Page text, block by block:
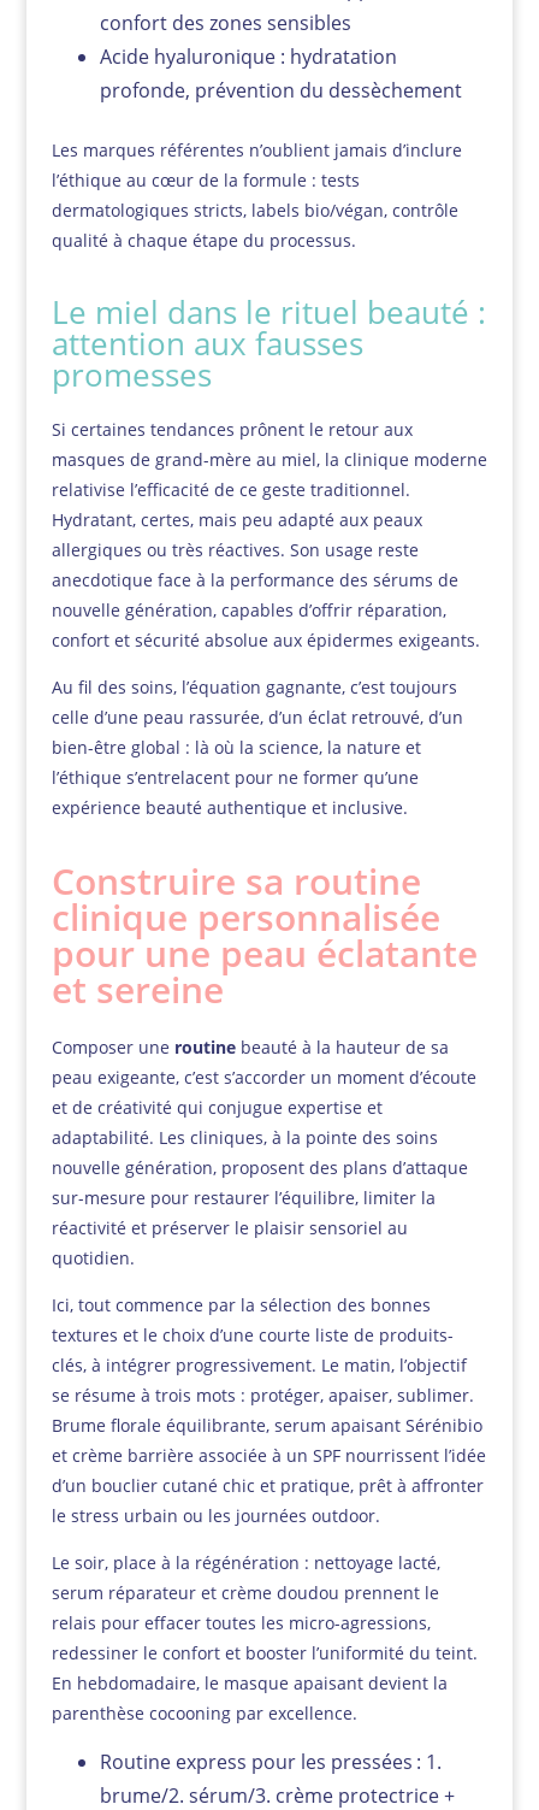
confort des zones sensibles
Acide hyaluronique : hydratation
profonde, prévention du dessèchement
Les marques référentes n’oublient jamais d’inclure
l’éthique au cœur de la formule : tests
dermatologiques stricts, labels bio/végan, contrôle
qualité à chaque étape du processus.
Le miel dans le rituel beauté :
attention aux fausses
promesses
Si certaines tendances prônent le retour aux
masques de grand-mère au miel, la clinique moderne
relativise l’efficacité de ce geste traditionnel.
Hydratant, certes, mais peu adapté aux peaux
allergiques ou très réactives. Son usage reste
anecdotique face à la performance des sérums de
nouvelle génération, capables d’offrir réparation,
confort et sécurité absolue aux épidermes exigeants.
Au fil des soins, l’équation gagnante, c’est toujours
celle d’une peau rassurée, d’un éclat retrouvé, d’un
bien-être global : là où la science, la nature et
l’éthique s’entrelacent pour ne former qu’une
expérience beauté authentique et inclusive.
Construire sa routine
clinique personnalisée
pour une peau éclatante
et sereine
Composer une routinebeauté à la hauteur de sa
peau exigeante, c’est s’accorder un moment d’écoute
et de créativité qui conjugue expertise et
adaptabilité. Les cliniques, à la pointe des soins
nouvelle génération, proposent des plans d’attaque
sur-mesure pour restaurer l’équilibre, limiter la
réactivité et préserver le plaisir sensoriel au
quotidien.
Ici, tout commence par la sélection des bonnes
textures et le choix d’une courte liste de produits-
clés, à intégrer progressivement. Le matin, l’objectif
se résume à trois mots : protéger, apaiser, sublimer.
Brume florale équilibrante, serum apaisant Sérénibio
et crème barrière associée à un SPF nourrissent l’idée
d’un bouclier cutané chic et pratique, prêt à affronter
le stress urbain ou les journées outdoor.
Le soir, place à la régénération : nettoyage lacté,
serum réparateur et crème doudou prennent le
relais pour effacer toutes les micro-agressions,
redessiner le confort et booster l’uniformité du teint.
En hebdomadaire, le masque apaisant devient la
parenthèse cocooning par excellence.
Routine express pour les pressées : 1.
brume/2. sérum/3. crème protectrice +